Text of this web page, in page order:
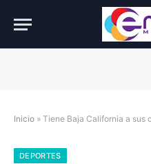
Inicio » Tiene Baja California a sus
DEPORTES